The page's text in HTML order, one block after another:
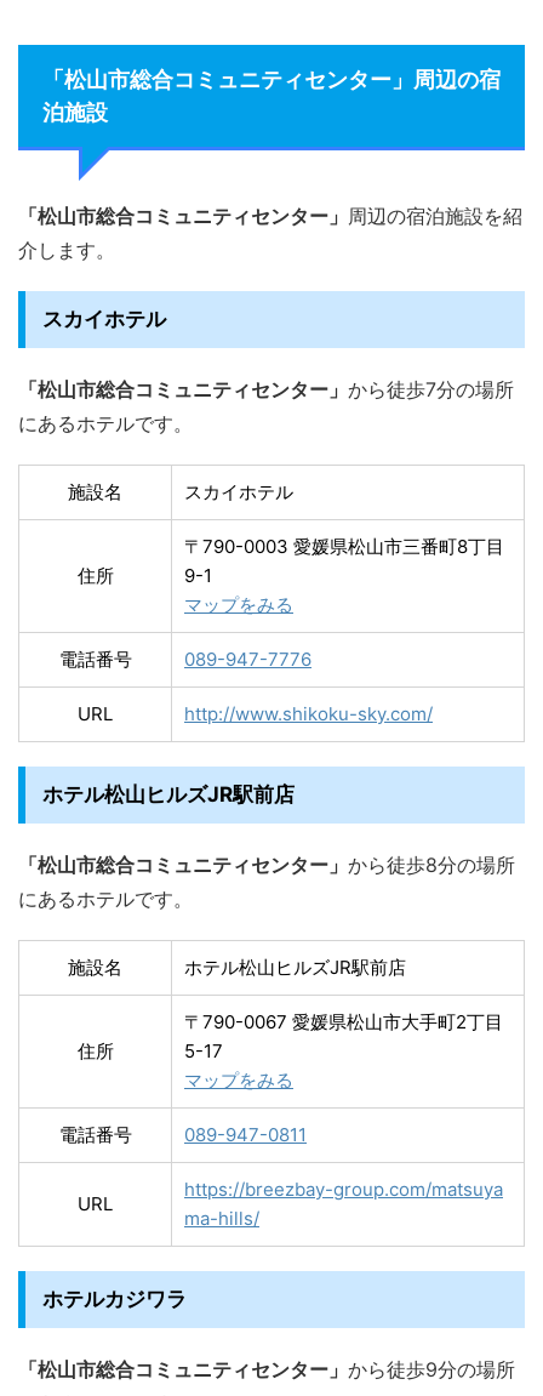
「松山市総合コミュニティセンター」周辺の宿
泊施設
「松山市総合コミュニティセンター」 周辺の宿泊施設を紹
介します。
スカイホテル
「松山市総合コミュニティセンター」 から徒歩7分の場所
にあるホテルです。
施設名 スカイホテル
住所
〒790-0003 愛媛県松山市三番町8丁目
9-1
マップをみる
電話番号 089-947-7776
URL http://www.shikoku-sky.com/
ホテル松山ヒルズJR駅前店
「松山市総合コミュニティセンター」 から徒歩8分の場所
にあるホテルです。
施設名 ホテル松山ヒルズJR駅前店
住所
〒790-0067 愛媛県松山市大手町2丁目
5-17
マップをみる
電話番号 089-947-0811
URL
https://breezbay-group.com/matsuya
ma-hills/
ホテルカジワラ
「松山市総合コミュニティセンター」 から徒歩9分の場所